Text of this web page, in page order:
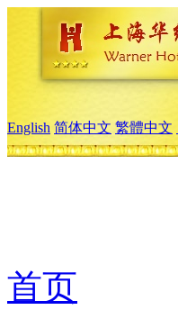
English 简体中文 繁體中文
首页